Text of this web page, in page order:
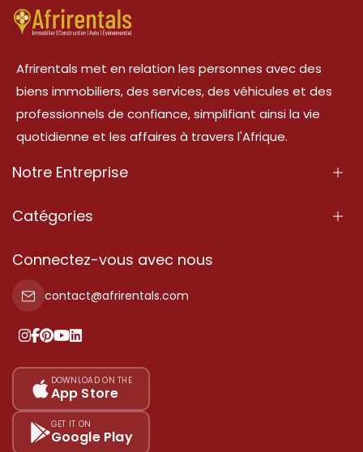
Afrirentals met en relation les personnes avec des
biens immobiliers, des services, des véhicules et des
professionnels de confiance, simplifiant ainsi la vie
quotidienne et les affaires à travers l'Afrique.
Notre Entreprise
À Propos
Conditions d'Utilisation
Politique de Confidentialité
Nos tarifs
Plan du site
Catégories
Propriété
Propriété à vendre
Propriété à louer
Ajoutez votre témoignage
Connectez-vous avec nous
contact@afrirentals.com
DOWNLOAD ON THE
App Store
GET IT ON
Google Play